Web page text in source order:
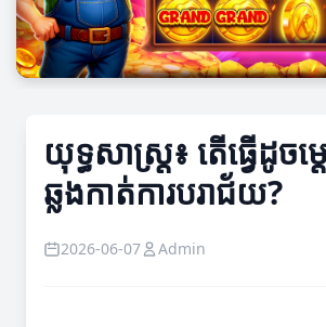
យុទ្ធសាស្ត្រ៖ តើធ្វើដូចម្
ឆ្លងកាត់ការបរាជ័យ?
2026-06-07 Admin